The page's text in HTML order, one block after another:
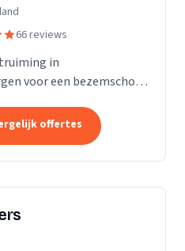
66 reviews
in
voor een bezemschoon
offertes